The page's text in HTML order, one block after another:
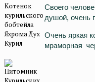
Своего
душой, очень
Очень яркая
мраморная